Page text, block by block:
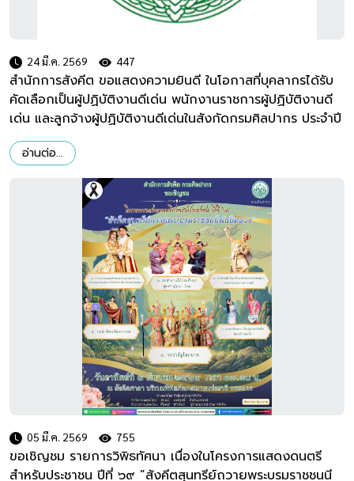
24 มี.ค. 2569 447
สำนักการสังคีต ขอแสดงความยินดี ในโอกาสที่บุคลากรได้รับ
คัดเลือกเป็นผู้ปฏิบัติงานดีเด่น พนักงานราชการผู้ปฏิบัติงานดี
เด่น และลูกจ้างผู้ปฏิบัติงานดีเด่นในสังกัดกรมศิลปากร ประจำปี
พุทธศักราช 2568
อ่านต่อ...
05 มี.ค. 2569 755
ขอเชิญชม รายการวิพิธทัศนา เนื่องในโครงการแสดงดนตรี
สำหรับประชาชน ปีที่ ๖๙ ”สังคีตสุนทรีย์ถวายพระบรมราชชนนี